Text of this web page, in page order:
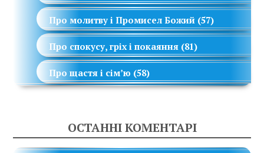
Про молитву і Промисел Божий (57)
Про спокусу, гріх і покаяння (81)
Про щастя і сім’ю (58)
ОСТАННІ КОМЕНТАРІ